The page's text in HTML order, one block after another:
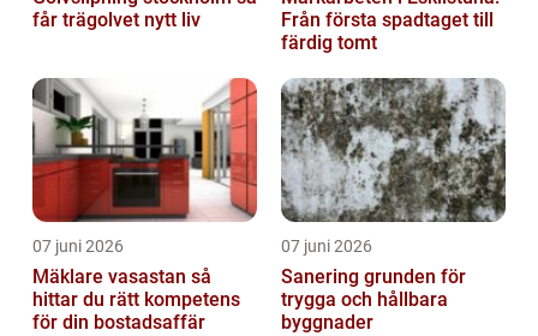
får trägolvet nytt liv
Från första spadtaget till
färdig tomt
07 juni 2026
Mäklare vasastan så
hittar du rätt kompetens
för din bostadsaffär
07 juni 2026
Sanering grunden för
trygga och hållbara
byggnader